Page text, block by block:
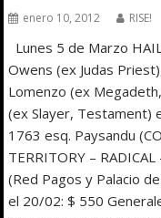
enero 10, 2012 RISE!
Lunes 5 de Marzo
Owens (ex Judas
Lomenzo (ex
(ex Slayer, Testament)
1763 esq. Paysandu
TERRITORY –
(Red Pagos y Palacio
el 20/02: $ 550